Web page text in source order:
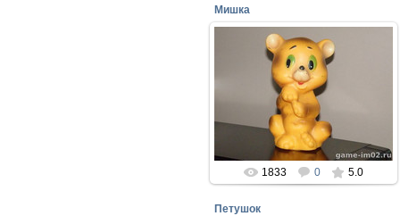
Мишка
16.01.2017
Резиновый мишка, Рижский завод
резиновых игрушек 1990г. Мои
любимые игрушки из СССР!!!
perepelin
1833 0 5.0
Петушок